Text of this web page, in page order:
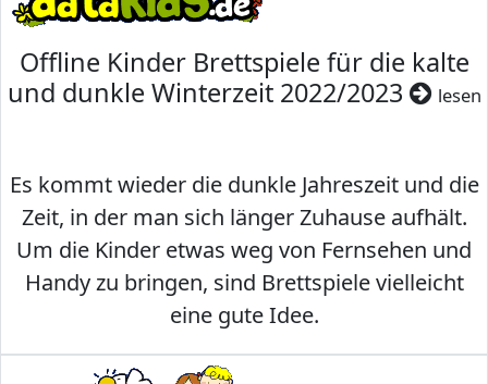
Offline Kinder Brettspiele für die kalte
und dunkle Winterzeit 2022/2023
lesen
Es kommt wieder die dunkle Jahreszeit und die
Zeit, in der man sich länger Zuhause aufhält.
Um die Kinder etwas weg von Fernsehen und
Handy zu bringen, sind Brettspiele vielleicht
eine gute Idee.